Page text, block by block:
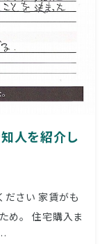
人を紹介し
ださい 家賃がも
め。 住宅購入ま